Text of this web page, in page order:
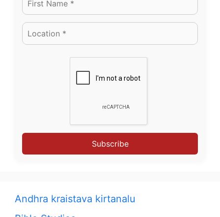
Subscribe
Andhra kraistava kirtanalu